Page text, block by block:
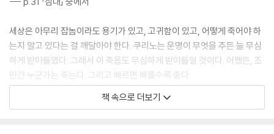
세상은 아무리 잡놈이라도 용기가 있고, 고귀함이 있고, 어떻게 죽어야 하
는지 알고 있다는 걸 깨달아야 한다. 쿠리노는 운명이 무엇을 주든 늘 무심
하게 받아들였다. 그래서 이 죽음도 무심하게 받아들일 것이다. 어쨌든, 조
만간 누군가는 죽는다. 그리고 빠르면 빠를수록 좋다.
--- p.56, 「죽어가는 탕아의 전설」 중에서
책 속으로 더보기